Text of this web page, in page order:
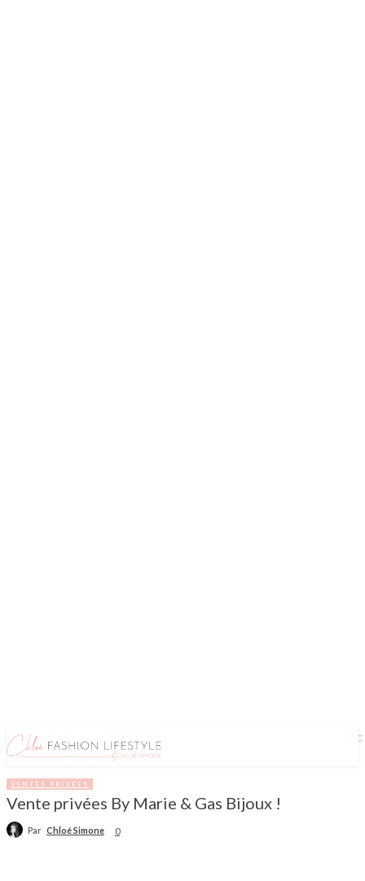
VENTES PRIVÉES
Vente privées By Marie & Gas Bijoux !
Par Chloé Simone 0